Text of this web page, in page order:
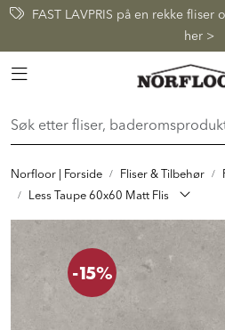
Skip to main content
FAST LAVPRIS på en rekke
her >
Toggle navigation
Norfloor | Forside Fliser & Tilbehør
Less Taupe 60x60 Matt Flis
-15%
FLISER & TILBEHØR
BADEROM
INTERIØR
INSPIRASJON
Lenker
Butikker